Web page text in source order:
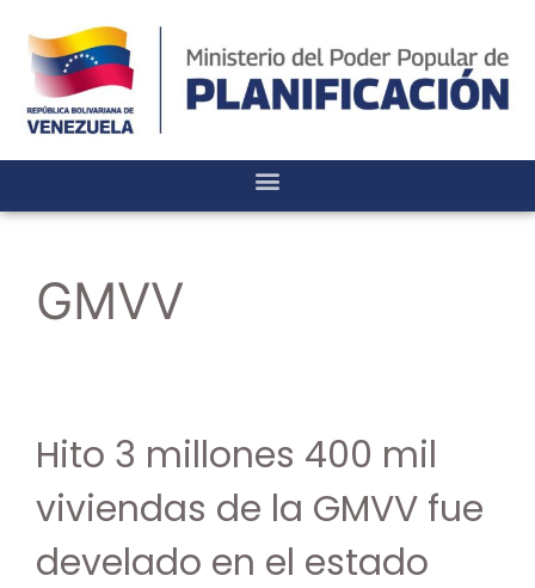
GMVV
Hito 3 millones 400 mil
viviendas de la GMVV fue
develado en el estado